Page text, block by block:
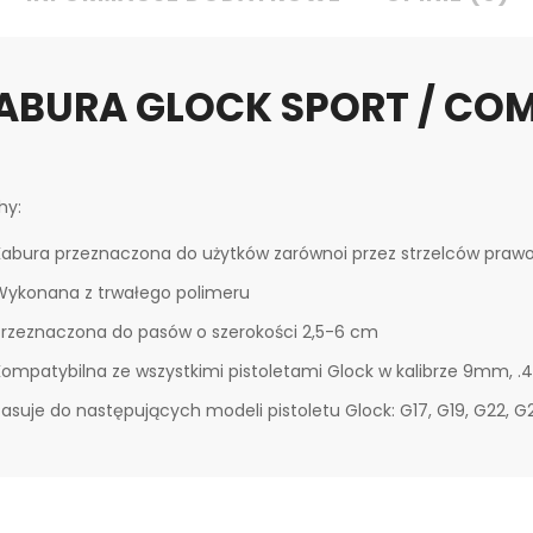
GLOCK SPORT /
przeznaczona do użytków zarównoi przez strzelców
z trwałego polimeru
do pasów o szerokości 2,5-6 cm
ze wszystkimi pistoletami Glock w kalibrze 9mm,
do następujących modeli pistoletu Glock: G17, G19, G22,